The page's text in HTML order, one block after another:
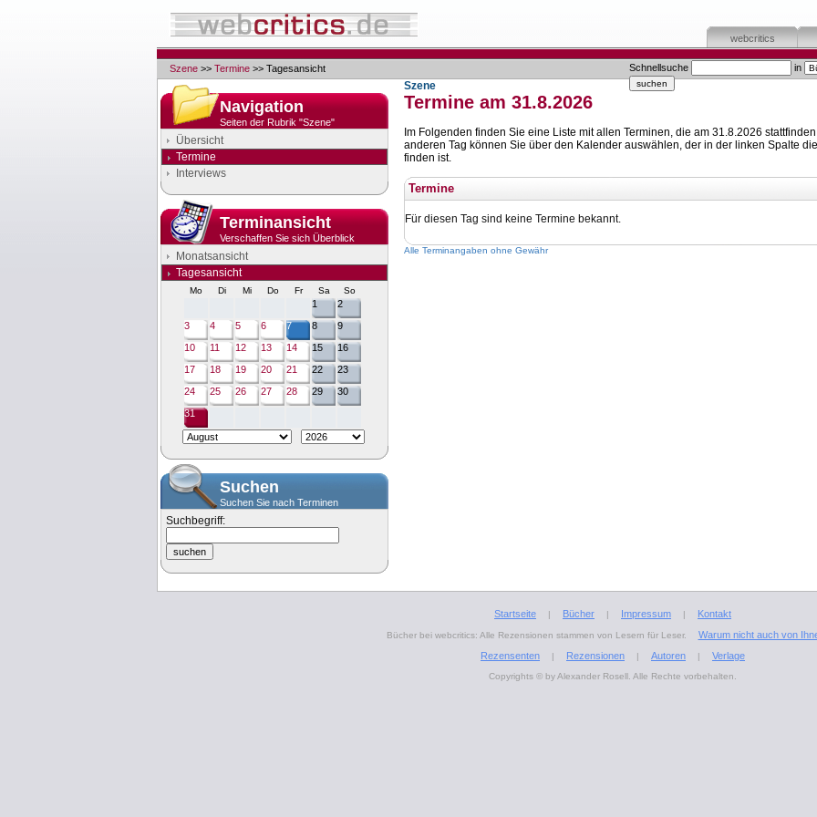
webcritics
Schnellsuche in
Szene >> Termine >> Tagesansicht
Navigation
Seiten der Rubrik "Szene"
Übersicht
Termine
Interviews
Terminansicht
Verschaffen Sie sich Überblick
Monatsansicht
Tagesansicht
Mo Di Mi Do Fr Sa So
1
2
3
4 5 6 7 8
9
10
11 12 13 14 15
16
17
18 19 20 21 22
23
24
25 26 27 28 29
30
31
Suchen
Suchen Sie nach Terminen
Suchbegriff:
Szene
Termine am 31.8.2026
Im Folgenden finden Sie eine Liste mit allen Terminen, die am 31.8.2026
anderen Tag können Sie über den Kalender auswählen, der in der linken Spalte
finden ist.
Termine
Für diesen Tag sind keine Termine bekannt.
Alle Terminangaben ohne Gewähr
Startseite | Bücher | Impressum | Kontakt
Bücher bei webcritics: Alle Rezensionen stammen von Lesern für Leser.
Warum nicht auch von
Rezensenten
| Rezensionen | Autoren | Verlage
Copyrights © by Alexander Rosell. Alle Rechte vorbehalten.